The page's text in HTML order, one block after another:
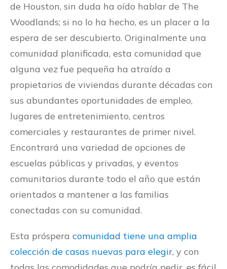
de Houston, sin duda ha oído hablar de The
Woodlands; si no lo ha hecho, es un placer a la
espera de ser descubierto. Originalmente una
comunidad planificada, esta comunidad que
alguna vez fue pequeña ha atraído a
propietarios de viviendas durante décadas con
sus abundantes oportunidades de empleo,
lugares de entretenimiento, centros
comerciales y restaurantes de primer nivel.
Encontrará una variedad de opciones de
escuelas públicas y privadas, y eventos
comunitarios durante todo el año que están
orientados a mantener a las familias
conectadas con su comunidad.
Esta próspera comunidad tiene una amplia
colección de casas nuevas para elegir, y con